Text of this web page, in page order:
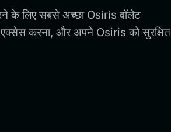
के लिए सबसे अच्छा Osiris वॉलेट
करना, और अपने Osiris को सुरक्षित